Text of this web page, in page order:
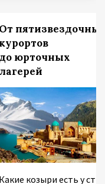
От
курортов
юрточных
Какие козыри есть у